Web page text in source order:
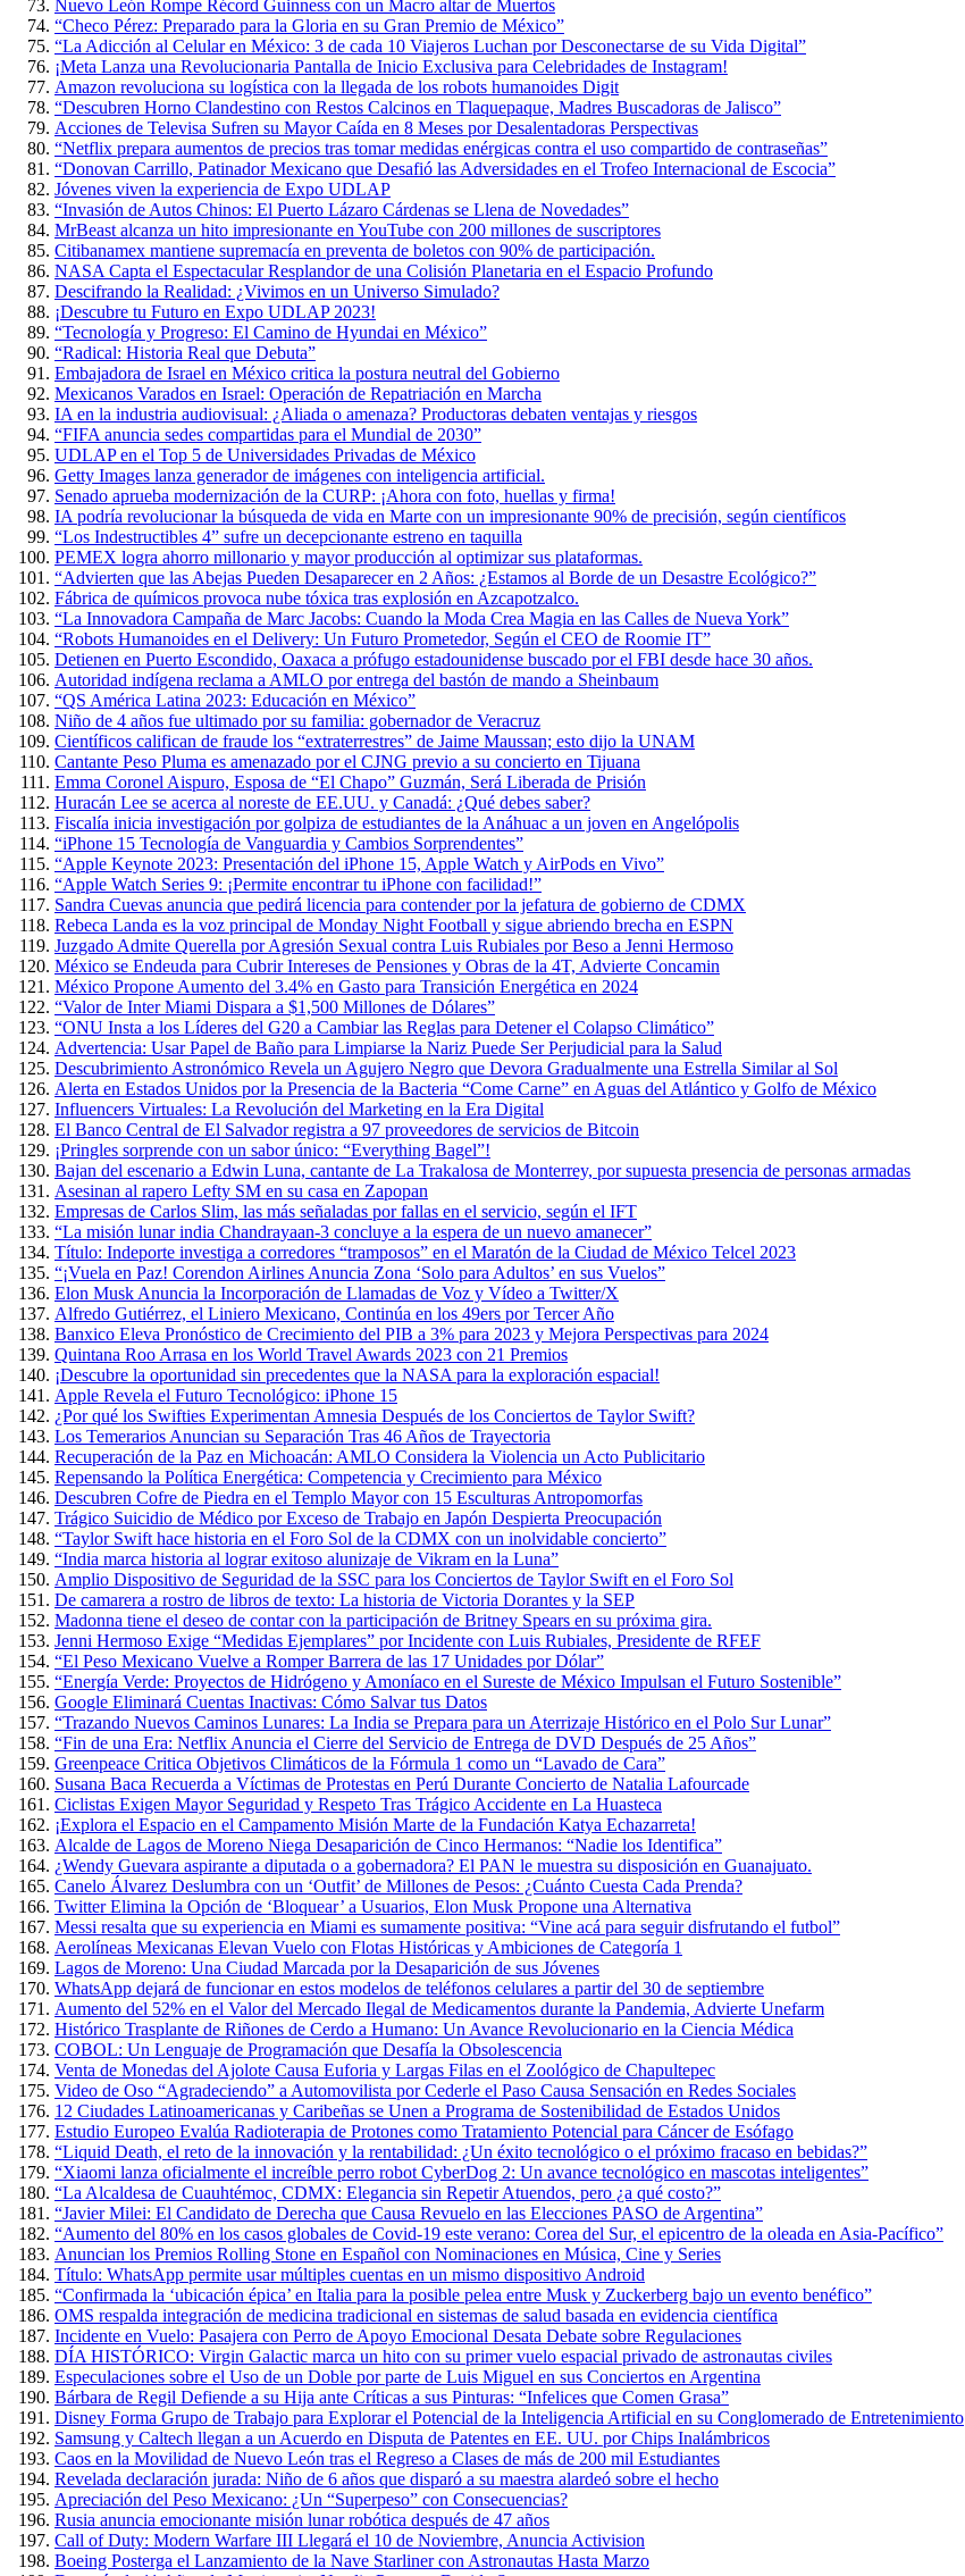
Nuevo León Rompe Récord Guinness con un Macro altar de Muertos
“Checo Pérez: Preparado para la Gloria en su Gran Premio de México”
“La Adicción al Celular en México: 3 de cada 10 Viajeros Luchan por Desconectarse de su Vida Digital”
¡Meta Lanza una Revolucionaria Pantalla de Inicio Exclusiva para Celebridades de Instagram!
Amazon revoluciona su logística con la llegada de los robots humanoides Digit
“Descubren Horno Clandestino con Restos Calcinos en Tlaquepaque, Madres Buscadoras de Jalisco”
Acciones de Televisa Sufren su Mayor Caída en 8 Meses por Desalentadoras Perspectivas
“Netflix prepara aumentos de precios tras tomar medidas enérgicas contra el uso compartido de contraseñas”
“Donovan Carrillo, Patinador Mexicano que Desafió las Adversidades en el Trofeo Internacional de Escocia”
Jóvenes viven la experiencia de Expo UDLAP
“Invasión de Autos Chinos: El Puerto Lázaro Cárdenas se Llena de Novedades”
MrBeast alcanza un hito impresionante en YouTube con 200 millones de suscriptores
Citibanamex mantiene supremacía en preventa de boletos con 90% de participación.
NASA Capta el Espectacular Resplandor de una Colisión Planetaria en el Espacio Profundo
Descifrando la Realidad: ¿Vivimos en un Universo Simulado?
¡Descubre tu Futuro en Expo UDLAP 2023!
“Tecnología y Progreso: El Camino de Hyundai en México”
“Radical: Historia Real que Debuta”
Embajadora de Israel en México critica la postura neutral del Gobierno
Mexicanos Varados en Israel: Operación de Repatriación en Marcha
IA en la industria audiovisual: ¿Aliada o amenaza? Productoras debaten ventajas y riesgos
“FIFA anuncia sedes compartidas para el Mundial de 2030”
UDLAP en el Top 5 de Universidades Privadas de México
Getty Images lanza generador de imágenes con inteligencia artificial.
Senado aprueba modernización de la CURP: ¡Ahora con foto, huellas y firma!
IA podría revolucionar la búsqueda de vida en Marte con un impresionante 90% de precisión, según científicos
“Los Indestructibles 4” sufre un decepcionante estreno en taquilla
PEMEX logra ahorro millonario y mayor producción al optimizar sus plataformas.
“Advierten que las Abejas Pueden Desaparecer en 2 Años: ¿Estamos al Borde de un Desastre Ecológico?”
Fábrica de químicos provoca nube tóxica tras explosión en Azcapotzalco.
“La Innovadora Campaña de Marc Jacobs: Cuando la Moda Crea Magia en las Calles de Nueva York”
“Robots Humanoides en el Delivery: Un Futuro Prometedor, Según el CEO de Roomie IT”
Detienen en Puerto Escondido, Oaxaca a prófugo estadounidense buscado por el FBI desde hace 30 años.
Autoridad indígena reclama a AMLO por entrega del bastón de mando a Sheinbaum
“QS América Latina 2023: Educación en México”
Niño de 4 años fue ultimado por su familia: gobernador de Veracruz
Científicos califican de fraude los “extraterrestres” de Jaime Maussan; esto dijo la UNAM
Cantante Peso Pluma es amenazado por el CJNG previo a su concierto en Tijuana
Emma Coronel Aispuro, Esposa de “El Chapo” Guzmán, Será Liberada de Prisión
Huracán Lee se acerca al noreste de EE.UU. y Canadá: ¿Qué debes saber?
Fiscalía inicia investigación por golpiza de estudiantes de la Anáhuac a un joven en Angelópolis
“iPhone 15 Tecnología de Vanguardia y Cambios Sorprendentes”
“Apple Keynote 2023: Presentación del iPhone 15, Apple Watch y AirPods en Vivo”
“Apple Watch Series 9: ¡Permite encontrar tu iPhone con facilidad!”
Sandra Cuevas anuncia que pedirá licencia para contender por la jefatura de gobierno de CDMX
Rebeca Landa es la voz principal de Monday Night Football y sigue abriendo brecha en ESPN
Juzgado Admite Querella por Agresión Sexual contra Luis Rubiales por Beso a Jenni Hermoso
México se Endeuda para Cubrir Intereses de Pensiones y Obras de la 4T, Advierte Concamin
México Propone Aumento del 3.4% en Gasto para Transición Energética en 2024
“Valor de Inter Miami Dispara a $1,500 Millones de Dólares”
“ONU Insta a los Líderes del G20 a Cambiar las Reglas para Detener el Colapso Climático”
Advertencia: Usar Papel de Baño para Limpiarse la Nariz Puede Ser Perjudicial para la Salud
Descubrimiento Astronómico Revela un Agujero Negro que Devora Gradualmente una Estrella Similar al Sol
Alerta en Estados Unidos por la Presencia de la Bacteria “Come Carne” en Aguas del Atlántico y Golfo de México
Influencers Virtuales: La Revolución del Marketing en la Era Digital
El Banco Central de El Salvador registra a 97 proveedores de servicios de Bitcoin
¡Pringles sorprende con un sabor único: “Everything Bagel”!
Bajan del escenario a Edwin Luna, cantante de La Trakalosa de Monterrey, por supuesta presencia de personas armadas
Asesinan al rapero Lefty SM en su casa en Zapopan
Empresas de Carlos Slim, las más señaladas por fallas en el servicio, según el IFT
“La misión lunar india Chandrayaan-3 concluye a la espera de un nuevo amanecer”
Título: Indeporte investiga a corredores “tramposos” en el Maratón de la Ciudad de México Telcel 2023
“¡Vuela en Paz! Corendon Airlines Anuncia Zona ‘Solo para Adultos’ en sus Vuelos”
Elon Musk Anuncia la Incorporación de Llamadas de Voz y Vídeo a Twitter/X
Alfredo Gutiérrez, el Liniero Mexicano, Continúa en los 49ers por Tercer Año
Banxico Eleva Pronóstico de Crecimiento del PIB a 3% para 2023 y Mejora Perspectivas para 2024
Quintana Roo Arrasa en los World Travel Awards 2023 con 21 Premios
¡Descubre la oportunidad sin precedentes que la NASA para la exploración espacial!
Apple Revela el Futuro Tecnológico: iPhone 15
¿Por qué los Swifties Experimentan Amnesia Después de los Conciertos de Taylor Swift?
Los Temerarios Anuncian su Separación Tras 46 Años de Trayectoria
Recuperación de la Paz en Michoacán: AMLO Considera la Violencia un Acto Publicitario
Repensando la Política Energética: Competencia y Crecimiento para México
Descubren Cofre de Piedra en el Templo Mayor con 15 Esculturas Antropomorfas
Trágico Suicidio de Médico por Exceso de Trabajo en Japón Despierta Preocupación
“Taylor Swift hace historia en el Foro Sol de la CDMX con un inolvidable concierto”
“India marca historia al lograr exitoso alunizaje de Vikram en la Luna”
Amplio Dispositivo de Seguridad de la SSC para los Conciertos de Taylor Swift en el Foro Sol
De camarera a rostro de libros de texto: La historia de Victoria Dorantes y la SEP
Madonna tiene el deseo de contar con la participación de Britney Spears en su próxima gira.
Jenni Hermoso Exige “Medidas Ejemplares” por Incidente con Luis Rubiales, Presidente de RFEF
“El Peso Mexicano Vuelve a Romper Barrera de las 17 Unidades por Dólar”
“Energía Verde: Proyectos de Hidrógeno y Amoníaco en el Sureste de México Impulsan el Futuro Sostenible”
Google Eliminará Cuentas Inactivas: Cómo Salvar tus Datos
“Trazando Nuevos Caminos Lunares: La India se Prepara para un Aterrizaje Histórico en el Polo Sur Lunar”
“Fin de una Era: Netflix Anuncia el Cierre del Servicio de Entrega de DVD Después de 25 Años”
Greenpeace Critica Objetivos Climáticos de la Fórmula 1 como un “Lavado de Cara”
Susana Baca Recuerda a Víctimas de Protestas en Perú Durante Concierto de Natalia Lafourcade
Ciclistas Exigen Mayor Seguridad y Respeto Tras Trágico Accidente en La Huasteca
¡Explora el Espacio en el Campamento Misión Marte de la Fundación Katya Echazarreta!
Alcalde de Lagos de Moreno Niega Desaparición de Cinco Hermanos: “Nadie los Identifica”
¿Wendy Guevara aspirante a diputada o a gobernadora? El PAN le muestra su disposición en Guanajuato.
Canelo Álvarez Deslumbra con un ‘Outfit’ de Millones de Pesos: ¿Cuánto Cuesta Cada Prenda?
Twitter Elimina la Opción de ‘Bloquear’ a Usuarios, Elon Musk Propone una Alternativa
Messi resalta que su experiencia en Miami es sumamente positiva: “Vine acá para seguir disfrutando el futbol”
Aerolíneas Mexicanas Elevan Vuelo con Flotas Históricas y Ambiciones de Categoría 1
Lagos de Moreno: Una Ciudad Marcada por la Desaparición de sus Jóvenes
WhatsApp dejará de funcionar en estos modelos de teléfonos celulares a partir del 30 de septiembre
Aumento del 52% en el Valor del Mercado Ilegal de Medicamentos durante la Pandemia, Advierte Unefarm
Histórico Trasplante de Riñones de Cerdo a Humano: Un Avance Revolucionario en la Ciencia Médica
COBOL: Un Lenguaje de Programación que Desafía la Obsolescencia
Venta de Monedas del Ajolote Causa Euforia y Largas Filas en el Zoológico de Chapultepec
Video de Oso “Agradeciendo” a Automovilista por Cederle el Paso Causa Sensación en Redes Sociales
12 Ciudades Latinoamericanas y Caribeñas se Unen a Programa de Sostenibilidad de Estados Unidos
Estudio Europeo Evalúa Radioterapia de Protones como Tratamiento Potencial para Cáncer de Esófago
“Liquid Death, el reto de la innovación y la rentabilidad: ¿Un éxito tecnológico o el próximo fracaso en bebidas?”
“Xiaomi lanza oficialmente el increíble perro robot CyberDog 2: Un avance tecnológico en mascotas inteligentes”
“La Alcaldesa de Cuauhtémoc, CDMX: Elegancia sin Repetir Atuendos, pero ¿a qué costo?”
“Javier Milei: El Candidato de Derecha que Causa Revuelo en las Elecciones PASO de Argentina”
“Aumento del 80% en los casos globales de Covid-19 este verano: Corea del Sur, el epicentro de la oleada en Asia-Pacífico”
Anuncian los Premios Rolling Stone en Español con Nominaciones en Música, Cine y Series
Título: WhatsApp permite usar múltiples cuentas en un mismo dispositivo Android
“Confirmada la ‘ubicación épica’ en Italia para la posible pelea entre Musk y Zuckerberg bajo un evento benéfico”
OMS respalda integración de medicina tradicional en sistemas de salud basada en evidencia científica
Incidente en Vuelo: Pasajera con Perro de Apoyo Emocional Desata Debate sobre Regulaciones
DÍA HISTÓRICO: Virgin Galactic marca un hito con su primer vuelo espacial privado de astronautas civiles
Especulaciones sobre el Uso de un Doble por parte de Luis Miguel en sus Conciertos en Argentina
Bárbara de Regil Defiende a su Hija ante Críticas a sus Pinturas: “Infelices que Comen Grasa”
Disney Forma Grupo de Trabajo para Explorar el Potencial de la Inteligencia Artificial en su Conglomerado de Entretenimiento
Samsung y Caltech llegan a un Acuerdo en Disputa de Patentes en EE. UU. por Chips Inalámbricos
Caos en la Movilidad de Nuevo León tras el Regreso a Clases de más de 200 mil Estudiantes
Revelada declaración jurada: Niño de 6 años que disparó a su maestra alardeó sobre el hecho
Apreciación del Peso Mexicano: ¿Un “Superpeso” con Consecuencias?
Rusia anuncia emocionante misión lunar robótica después de 47 años
Call of Duty: Modern Warfare III Llegará el 10 de Noviembre, Anuncia Activision
Boeing Posterga el Lanzamiento de la Nave Starliner con Astronautas Hasta Marzo